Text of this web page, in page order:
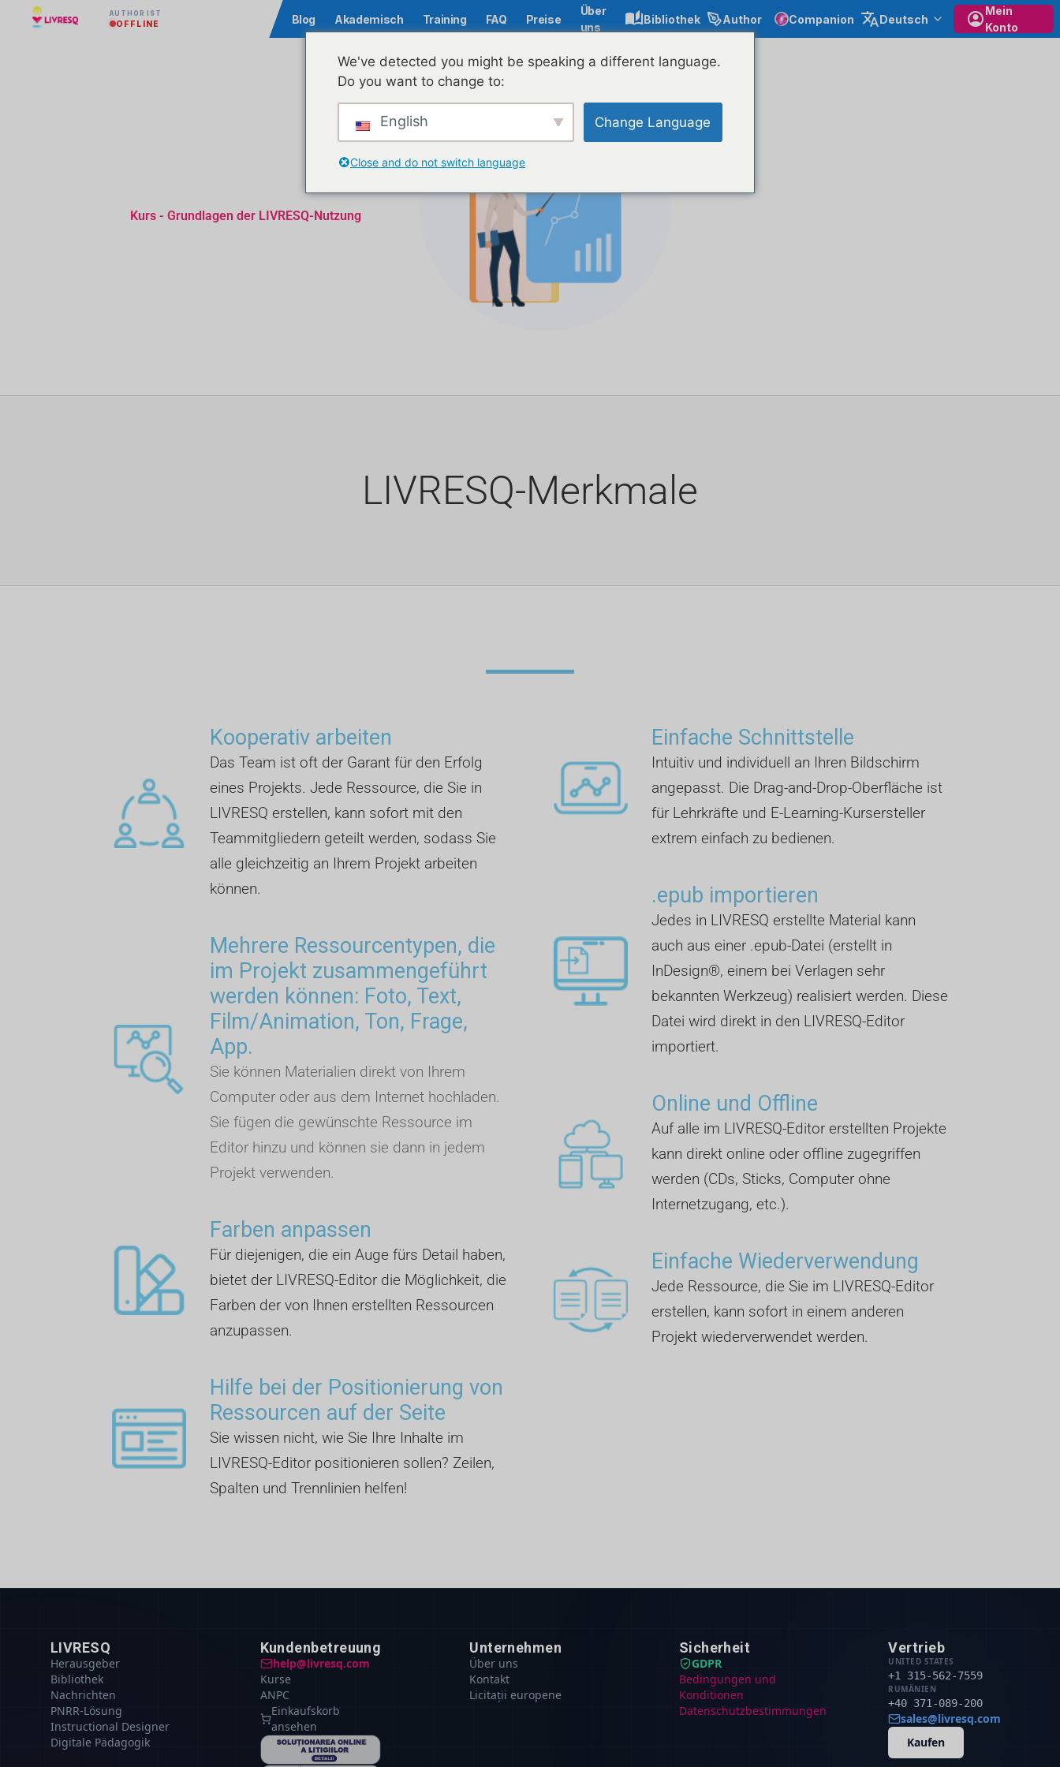
AUTHOR IST
OFFLINE Blog Akademisch Training FAQ Preise
Über
uns
Bibliothek Author Companion Deutsch
Mein
Konto
Kurs - Grundlagen der LIVRESQ-Nutzung
LIVRESQ-Merkmale
Kooperativ arbeiten
Das Team ist oft der Garant für den Erfolg
eines Projekts. Jede Ressource, die Sie in
LIVRESQ erstellen, kann sofort mit den
Teammitgliedern geteilt werden, sodass Sie
alle gleichzeitig an Ihrem Projekt arbeiten
können.
Mehrere Ressourcentypen, die
im Projekt zusammengeführt
werden können: Foto, Text,
Film/Animation, Ton, Frage,
App.
Sie können Materialien direkt von Ihrem
Computer oder aus dem Internet hochladen.
Sie fügen die gewünschte Ressource im
Editor hinzu und können sie dann in jedem
Projekt verwenden.
Farben anpassen
Für diejenigen, die ein Auge fürs Detail haben,
bietet der LIVRESQ-Editor die Möglichkeit, die
Farben der von Ihnen erstellten Ressourcen
anzupassen.
Hilfe bei der Positionierung von
Ressourcen auf der Seite
Sie wissen nicht, wie Sie Ihre Inhalte im
LIVRESQ-Editor positionieren sollen? Zeilen,
Spalten und Trennlinien helfen!
Einfache Schnittstelle
Intuitiv und individuell an Ihren Bildschirm
angepasst. Die Drag-and-Drop-Oberfläche ist
für Lehrkräfte und E-Learning-Kursersteller
extrem einfach zu bedienen.
.epub importieren
Jedes in LIVRESQ erstellte Material kann
auch aus einer .epub-Datei (erstellt in
InDesign®, einem bei Verlagen sehr
bekannten Werkzeug) realisiert werden. Diese
Datei wird direkt in den LIVRESQ-Editor
importiert.
Online und Offline
Auf alle im LIVRESQ-Editor erstellten Projekte
kann direkt online oder offline zugegriffen
werden (CDs, Sticks, Computer ohne
Internetzugang, etc.).
Einfache Wiederverwendung
Jede Ressource, die Sie im LIVRESQ-Editor
erstellen, kann sofort in einem anderen
Projekt wiederverwendet werden.
LIVRESQ
Herausgeber
Bibliothek
Nachrichten
PNRR-Lösung
Instructional Designer
Digitale Pädagogik
Kundenbetreuung
help@livresq.com
Kurse
ANPC
Einkaufskorb
ansehen
Unternehmen
Über uns
Kontakt
Licitații europene
Sicherheit
GDPR
Bedingungen und
Konditionen
Datenschutzbestimmungen
Vertrieb
UNITED STATES
+1 315-562-7559
RUMÄNIEN
+40 371-089-200
sales@livresq.com
Kaufen
We've detected you might be speaking a different language.
Do you want to change to:
English Change Language
Close and do not switch language